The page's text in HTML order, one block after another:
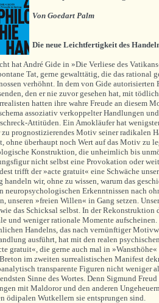
Von Goedart Palm
Die neue Leichtfertigkeit des
hat André Gide in »Die Verliese des
Tat, gerne gewalttätig, die das rational
verhöhnt. In dem von Gide autorisierten
den er nie zuvor gesehen hat, mit
hatten ihre wahre Freude an diesem
assoziativ verkoppelter Handlungen
Attitüden. Ein Amokläufer hat
zu prognostizierendes Motiv seiner radikalen
ohne überhaupt noch Wert auf das Motiv zu
Konstruktion, die unheimlich bis
nicht selbst eine Provokation oder
trifft der »acte gratuit« eine Schwäche
handeln wir, ohne zu wissen, warum das
neuropsychologischen Erkenntnissen nach
unseren »freien Willen« in Gang setzen.
das Schicksal selbst. In der Rekonstruktion
und weniger rationale Momente
Handelns, das nach vernünftiger
ausführt, hat mit den realen
gratuit«, die gerne auch mal in
im zweiten surrealistischen Manifest
transparente Figuren nicht weniger
Sinne des Wortes. Denn Sigmund
mit Maldoror und den anderen
ödipalen Wutkellern sie entsprungen sind.